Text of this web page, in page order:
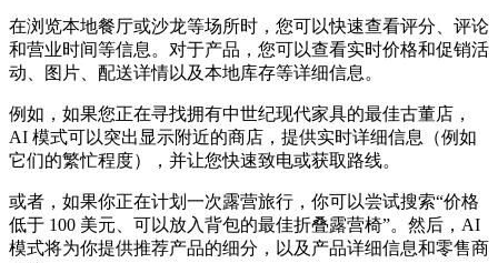
在浏览本地餐厅或沙龙等场所时，您可以快速查看评分、评论
和营业时间等信息。对于产品，您可以查看实时价格和促销活
动、图片、配送详情以及本地库存等详细信息。
例如，如果您正在寻找拥有中世纪现代家具的最佳古董店，
AI 模式可以突出显示附近的商店，提供实时详细信息（例如
它们的繁忙程度），并让您快速致电或获取路线。
或者，如果你正在计划一次露营旅行，你可以尝试搜索“价格
低于 100 美元、可以放入背包的最佳折叠露营椅”。然后，AI
模式将为你提供推荐产品的细分，以及产品详细信息和零售商